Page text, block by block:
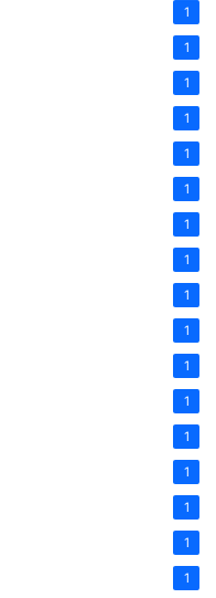
1
1
1
1
1
1
1
1
1
1
1
1
1
1
1
1
1